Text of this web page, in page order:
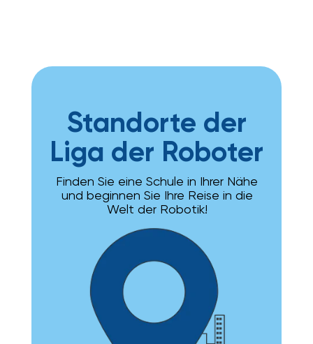
Standorte der
Liga der Roboter
Finden Sie eine Schule in Ihrer Nähe
und beginnen Sie Ihre Reise in die
Welt der Robotik!